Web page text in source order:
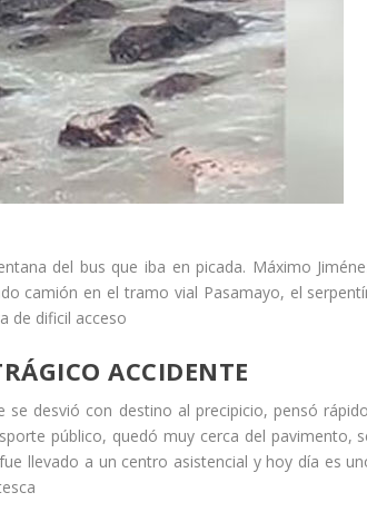
del bus que iba en picada. Máximo
camión en el tramo vial Pasamayo, el
de dificil acceso
ACCIDENTE
desvió con destino al precipicio, pensó
público, quedó muy cerca del pavimento,
llevado a un centro asistencial y hoy día es